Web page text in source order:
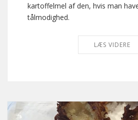
kartoffelmel af den, hvis man
tålmodighed.
LÆS VIDERE